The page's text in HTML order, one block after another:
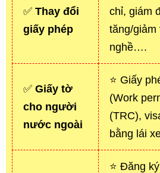
✅ Thay đổi
giấy phép
chỉ, giám
tăng/giảm
nghề….
✅ Giấy tờ
cho người
nước ngoài
⭐ Giấy
(Work
(TRC),
bằng lái
⭐ Đăng